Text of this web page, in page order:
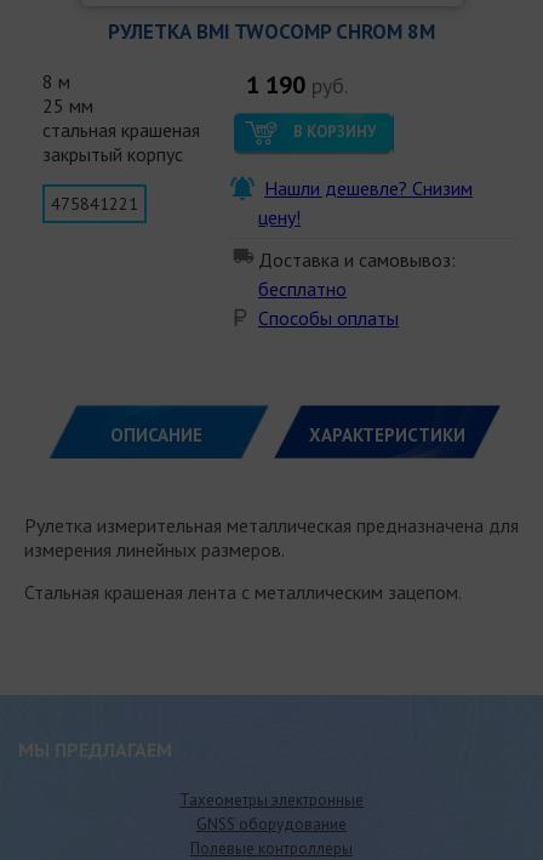
РУЛЕТКА BMI TWOCOMP CHROM 8M
8 м
25 мм
стальная крашеная
закрытый корпус
1 190 руб.
В КОРЗИНУ
Нашли дешевле? Снизим
цену!
Доставка и самовывоз:
бесплатно
Способы оплаты
475841221
ОПИСАНИЕ ХАРАКТЕРИСТИКИ
Рулетка измерительная металлическая предназначена для
измерения линейных размеров.
Стальная крашеная лента с металлическим зацепом.
МЫ ПРЕДЛАГАЕМ
Тахеометры электронные
GNSS оборудование
Полевые контроллеры